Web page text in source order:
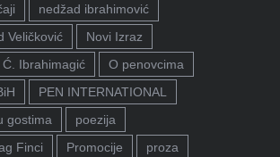
nedžad ibrahimović
Veličković
Novi Izraz
Ibrahimagić
O penovcima
PEN INTERNATIONAL
gostima
poezija
Finci
Promocije
proza